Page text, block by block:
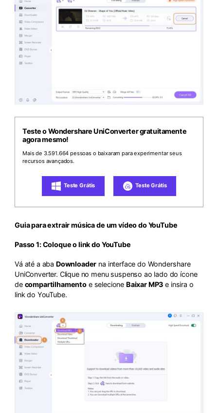
Teste o Wondershare UniConverter gratuitamente
agora mesmo!
Mais de 3.591.664 pessoas o baixaram para experimentar seus
recursos avançados.
Teste Grátis Teste Grátis
Guia para extrair música de um vídeo do YouTube
Passo 1: Coloque o link do YouTube
Vá até a aba Downloader na interface do Wondershare
UniConverter. Clique no menu suspenso ao lado do ícone
de compartilhamento e selecione Baixar MP3 e insira o
link do YouTube.